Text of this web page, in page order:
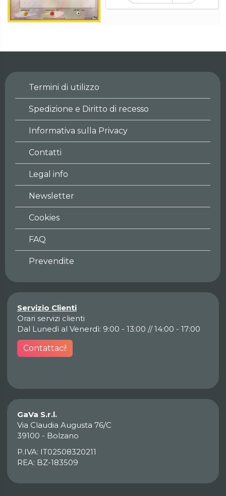
Termini di utilizzo
Spedizione e Diritto di recesso
Informativa sulla Privacy
Contatti
Legal info
Newsletter
Cookies
FAQ
Prevendite
Servizio Clienti
Orari servizi clienti
Dal Lunedì al Venerdì: 9:00 - 13:00 // 14:00 - 17:00
Contattaci!
GaVa S.r.l.
Via Claudia Augusta 76/C
39100 - Bolzano
P.IVA: IT02508320211
REA: BZ-183509